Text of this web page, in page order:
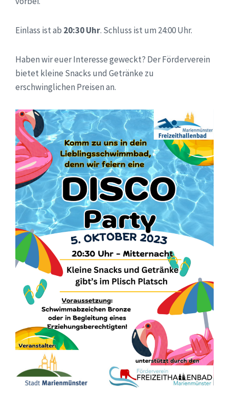
Einlass ist ab 20:30 Uhr. Schluss ist um 24:00 Uhr.
Haben wir euer Interesse geweckt? Der Förderverein
bietet kleine Snacks und Getränke zu
erschwinglichen Preisen an.
Leaflet
| ©
OpenStreetMap